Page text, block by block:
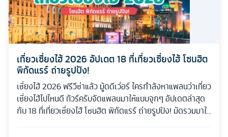
เที่ยวเซี่ยงไฮ้ 2026 อัปเดต 18 ที่เที่ยวเซี่ยงไฮ้ โซนฮิต
พิกัดแรร์ ถ่ายรูปปัง!
เซี่ยงไฮ้ 2026 ฟรีวีซ่าแล้ว มู้ดดีเว่อร์ ใครกำลังหาแพลนว่าเที่ยว
เซี่ยงไฮ้ไปไหนดี ทัวร์ครับจัดแพลนมาให้แบบจุกๆ อัปเดตล่าสุด
กับ 18 ที่เที่ยวเซี่ยงไฮ้ โซนฮิต พิกัดแรร์ ถ่ายรูปปัง! มัดรวมมาให้